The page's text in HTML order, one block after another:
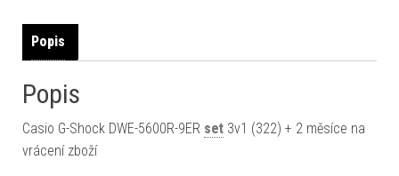
Popis
Popis
Casio G-Shock DWE-5600R-9ER set 3v1 (322) + 2 měsíce na
vrácení zboží